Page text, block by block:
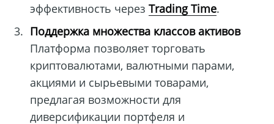
эффективность через Trading Time.
Поддержка множества классов активов
Платформа позволяет торговать
криптовалютами, валютными парами,
акциями и сырьевыми товарами,
предлагая возможности для
диверсификации портфеля и